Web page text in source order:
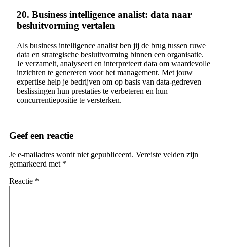
20. Business intelligence analist: data naar
besluitvorming vertalen
Als business intelligence analist ben jij de brug tussen ruwe
data en strategische besluitvorming binnen een organisatie.
Je verzamelt, analyseert en interpreteert data om waardevolle
inzichten te genereren voor het management. Met jouw
expertise help je bedrijven om op basis van data-gedreven
beslissingen hun prestaties te verbeteren en hun
concurrentiepositie te versterken.
Geef een reactie
Je e-mailadres wordt niet gepubliceerd. Vereiste velden zijn
gemarkeerd met *
Reactie *